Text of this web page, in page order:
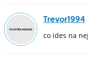
Trevor1994
co ides na